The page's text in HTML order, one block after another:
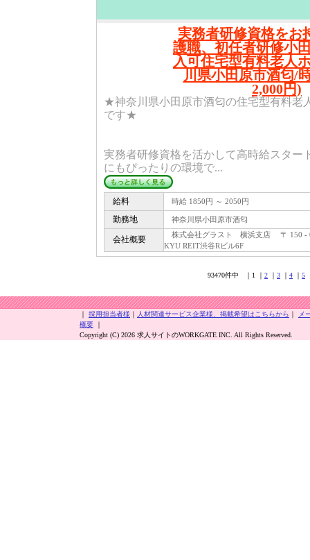
実務者研修資格をお
護職、初任者研修小
入可住宅型有料老人
川県小田原市酒匂/
2,000円)
★神奈川県小田原市酒匂の住宅型有料老
です★
実務者研修資格を活かして高時給スター
にもぴったりの環境で...
給料 時給 1850円 ～ 2050円
勤務地 神奈川県小田原市酒匂
会社概要
株式会社グラスト 横浜支店 〒 150 -
KYU REIT渋谷Rビル6F
93470件中 ｜1 ｜ 2 ｜ 3 ｜ 4 ｜ 5
｜ 採用担当者様 ｜ 人材関連サービス企業様、掲載希望はこちらから ｜
メ
概要 ｜
Copyright (C) 2026 求人サイトのWORKGATE INC. All Rights Reserved.